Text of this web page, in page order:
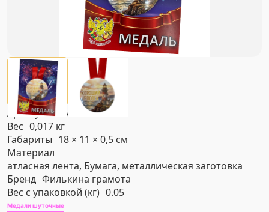
Артикул #ZMET00083
Вес 0,017 кг
Габариты 18 × 11 × 0,5 см
Материал
атласная лента, Бумага, металлическая заготовка
Бренд Филькина грамота
Вес с упаковкой (кг) 0.05
Медали шуточные